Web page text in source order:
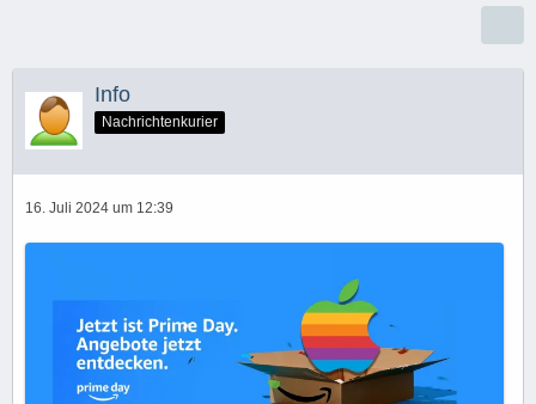
Info
Nachrichtenkurier
16. Juli 2024 um 12:39